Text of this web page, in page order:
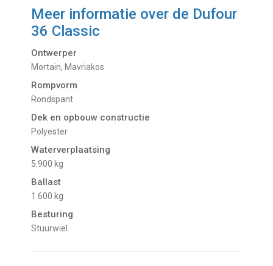
Meer informatie over de Dufour
36 Classic
Ontwerper
Mortain, Mavriakos
Rompvorm
Rondspant
Dek en opbouw constructie
Polyester
Waterverplaatsing
5.900 kg
Ballast
1.600 kg
Besturing
Stuurwiel